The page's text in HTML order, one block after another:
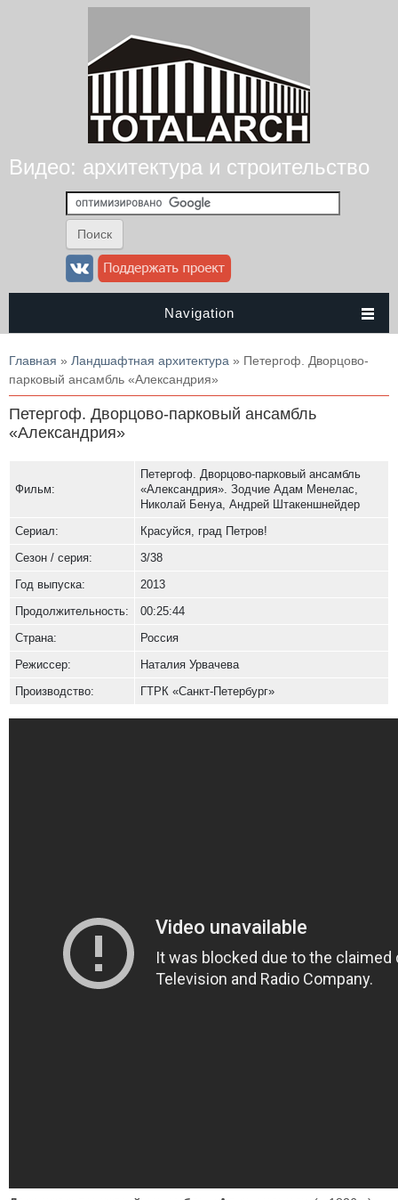
Видео: архитектура и строительство
Navigation
Вы здесь
Главная » Ландшафтная архитектура » Петергоф. Дворцово-
парковый ансамбль «Александрия»
Петергоф. Дворцово-парковый ансамбль
«Александрия»
Фильм:
Петергоф. Дворцово-парковый ансамбль
«Александрия». Зодчие Адам Менелас,
Николай Бенуа, Андрей Штакеншнейдер
Сериал:
Красуйся, град Петров!
Сезон / серия:
3/38
Год выпуска:
2013
Продолжительность:
00:25:44
Страна:
Россия
Режиссер:
Наталия Урвачева
Производство:
ГТРК «Санкт-Петербург»